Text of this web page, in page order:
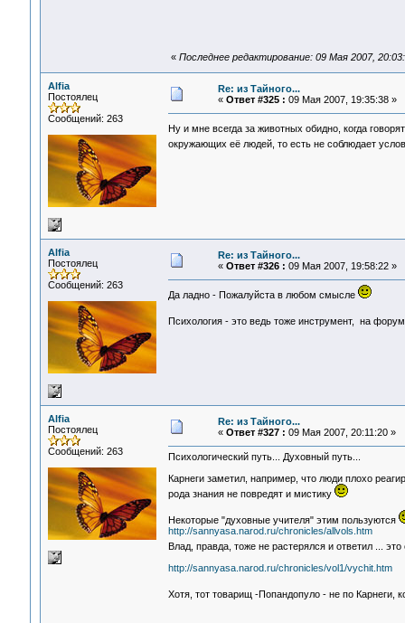
« Последнее редактирование: 09 Мая 2007,
Alfia
Постоялец
Сообщений: 263
Re: из Тайного...
« Ответ #325 : 09 Мая 2007, 19:35:38 »
Ну и мне всегда за животных обидно, когда
окружающих её людей, то есть не соблюдает
Alfia
Постоялец
Сообщений: 263
Re: из Тайного...
« Ответ #326 : 09 Мая 2007, 19:58:22 »
Да ладно - Пожалуйста в любом смысле
Психология - это ведь тоже инструмент, на
Alfia
Постоялец
Сообщений: 263
Re: из Тайного...
« Ответ #327 : 09 Мая 2007, 20:11:20 »
Психологический путь... Духовный путь...
Карнеги заметил, например, что люди плохо
рода знания не повредят и мистику
Некоторые "духовные учителя" этим пользуются
http://sannyasa.narod.ru/chronicles/allvols.htm
Влад, правда, тоже не растерялся и ответил ...
http://sannyasa.narod.ru/chronicles/vol1/vychit.htm
Хотя, тот товарищ -Попандопуло - не по Карнеги,